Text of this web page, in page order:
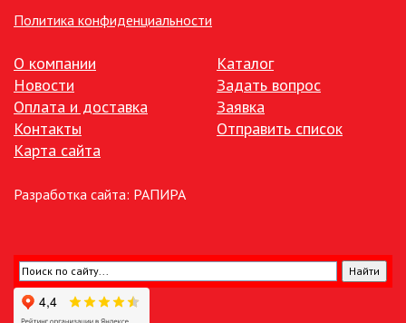
СОЛНЕЧНЫХ БАТАРЕЯХ
УЛИЧНЫЕ СВЕТИЛЬНИКИ
ФОНТАНЫ
ЭЛЕМЕНТЫ ПИТАНИЯ
Политика конфиденциальности
О компании
Новости
Оплата и доставка
Контакты
Карта сайта
Каталог
Задать вопрос
Заявка
Отправить список
Разработка сайта: РАПИРА